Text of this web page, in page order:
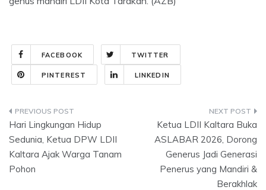
FACEBOOK TWITTER
PINTEREST LINKEDIN
Post
navigation
Hari Lingkungan Hidup
Sedunia, Ketua DPW LDII
Kaltara Ajak Warga Tanam
Pohon
Ketua LDII Kaltara Buka
ASLABAR 2026, Dorong
Generus Jadi Generasi
Penerus yang Mandiri &
Berakhlak